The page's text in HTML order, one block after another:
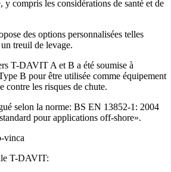
y compris les considérations de santé et de
des options personnalisées telles
treuil de levage.
T-DAVIT A et B a été soumise à
B pour être utilisée comme équipement
les risques de chute.
selon la norme: BS EN 13852-1: 2004
pour applications off-shore».
T-DAVIT: